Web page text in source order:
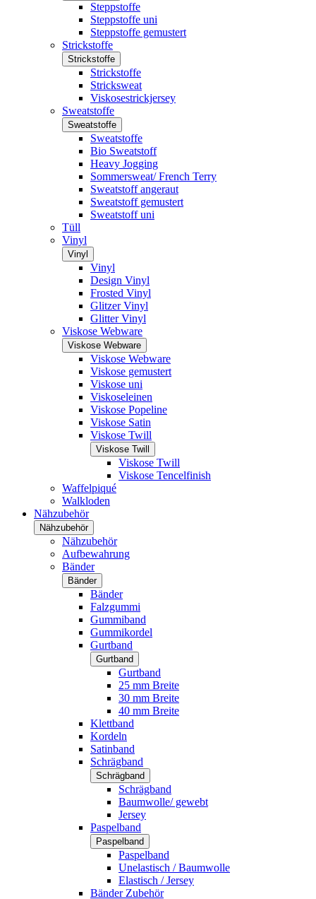
Steppstoffe
Steppstoffe uni
Steppstoffe gemustert
Strickstoffe
Strickstoffe
Strickstoffe
Stricksweat
Viskosestrickjersey
Sweatstoffe
Sweatstoffe
Sweatstoffe
Bio Sweatstoff
Heavy Jogging
Sommersweat/ French Terry
Sweatstoff angeraut
Sweatstoff gemustert
Sweatstoff uni
Tüll
Vinyl
Vinyl
Vinyl
Design Vinyl
Frosted Vinyl
Glitzer Vinyl
Glitter Vinyl
Viskose Webware
Viskose Webware
Viskose Webware
Viskose gemustert
Viskose uni
Viskoseleinen
Viskose Popeline
Viskose Satin
Viskose Twill
Viskose Twill
Viskose Twill
Viskose Tencelfinish
Waffelpiqué
Walkloden
Nähzubehör
Nähzubehör
Nähzubehör
Aufbewahrung
Bänder
Bänder
Bänder
Falzgummi
Gummiband
Gummikordel
Gurtband
Gurtband
Gurtband
25 mm Breite
30 mm Breite
40 mm Breite
Klettband
Kordeln
Satinband
Schrägband
Schrägband
Schrägband
Baumwolle/ gewebt
Jersey
Paspelband
Paspelband
Paspelband
Unelastisch / Baumwolle
Elastisch / Jersey
Bänder Zubehör